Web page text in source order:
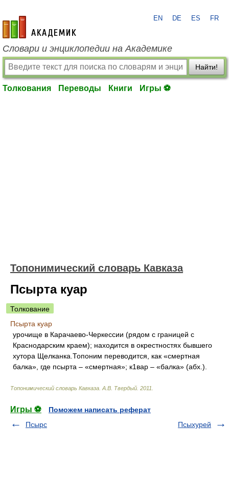
academic.ru
EN DE ES FR
Словари и энциклопедии на Академике
Найти!
Толкования Переводы Книги Игры ⚽
Топонимический словарь Кавказа
Псырта куар
Толкование
Псырта куар
урочище в Карачаево-Черкессии (рядом с границей с
Краснодарским краем); находится в окрестностях бывшего
хутора Щелканка.Топоним переводится, как «смертная
балка», где псырта – «смертная»; к1вар – «балка» (абх.).
Топонимический словарь Кавказа А.В. Твердый 2011
Игры ⚽
Поможем написать реферат
Псырс
Псыхурей